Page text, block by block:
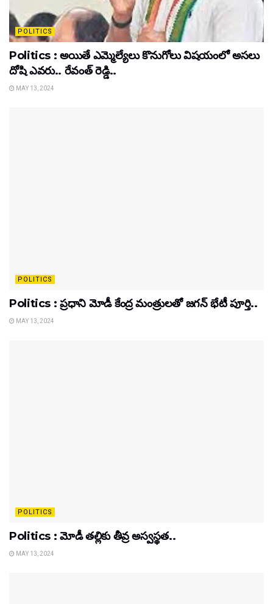
POLITICS
Politics : అయితే ఎమ్మెల్యేలు కొనుగోలు విషయంలో అసలు
దోషి ఎవరు.. రేవంత్ రెడ్డి..
MAY 13, 2024
POLITICS
Politics : ప్రధాని మోడీ కేంద్ర మంత్రులతో జగన్ భేటీ పూర్తి..
MAY 13, 2024
POLITICS
Politics : మోడీ తల్లికు తీవ్ర అస్వస్థత..
MAY 13, 2024